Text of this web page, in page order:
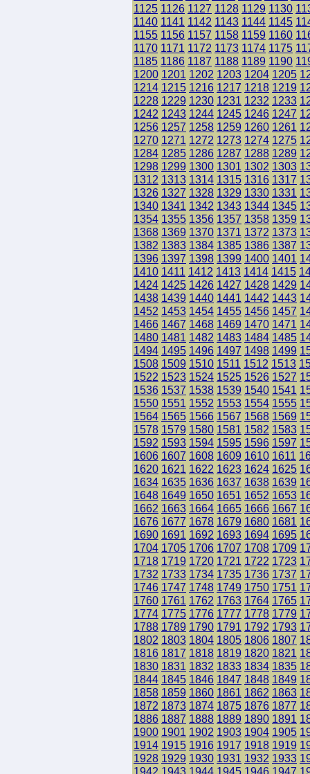
1125 1126 1127 1128 1129 1130
1140 1141 1142 1143 1144 1145
1155 1156 1157 1158 1159 1160
1170 1171 1172 1173 1174 1175
1185 1186 1187 1188 1189 1190
1200 1201 1202 1203 1204 1205
1214 1215 1216 1217 1218 1219
1228 1229 1230 1231 1232 1233
1242 1243 1244 1245 1246 1247
1256 1257 1258 1259 1260 1261
1270 1271 1272 1273 1274 1275
1284 1285 1286 1287 1288 1289
1298 1299 1300 1301 1302 1303
1312 1313 1314 1315 1316 1317
1326 1327 1328 1329 1330 1331
1340 1341 1342 1343 1344 1345
1354 1355 1356 1357 1358 1359
1368 1369 1370 1371 1372 1373
1382 1383 1384 1385 1386 1387
1396 1397 1398 1399 1400 1401
1410 1411 1412 1413 1414 1415
1424 1425 1426 1427 1428 1429
1438 1439 1440 1441 1442 1443
1452 1453 1454 1455 1456 1457
1466 1467 1468 1469 1470 1471
1480 1481 1482 1483 1484 1485
1494 1495 1496 1497 1498 1499
1508 1509 1510 1511 1512 1513
1522 1523 1524 1525 1526 1527
1536 1537 1538 1539 1540 1541
1550 1551 1552 1553 1554 1555
1564 1565 1566 1567 1568 1569
1578 1579 1580 1581 1582 1583
1592 1593 1594 1595 1596 1597
1606 1607 1608 1609 1610 1611
1620 1621 1622 1623 1624 1625
1634 1635 1636 1637 1638 1639
1648 1649 1650 1651 1652 1653
1662 1663 1664 1665 1666 1667
1676 1677 1678 1679 1680 1681
1690 1691 1692 1693 1694 1695
1704 1705 1706 1707 1708 1709
1718 1719 1720 1721 1722 1723
1732 1733 1734 1735 1736 1737
1746 1747 1748 1749 1750 1751
1760 1761 1762 1763 1764 1765
1774 1775 1776 1777 1778 1779
1788 1789 1790 1791 1792 1793
1802 1803 1804 1805 1806 1807
1816 1817 1818 1819 1820 1821
1830 1831 1832 1833 1834 1835
1844 1845 1846 1847 1848 1849
1858 1859 1860 1861 1862 1863
1872 1873 1874 1875 1876 1877
1886 1887 1888 1889 1890 1891
1900 1901 1902 1903 1904 1905
1914 1915 1916 1917 1918 1919
1928 1929 1930 1931 1932 1933
1942 1943 1944 1945 1946 1947